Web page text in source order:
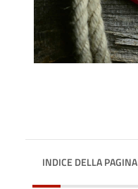
INDICE DELLA PAGINA